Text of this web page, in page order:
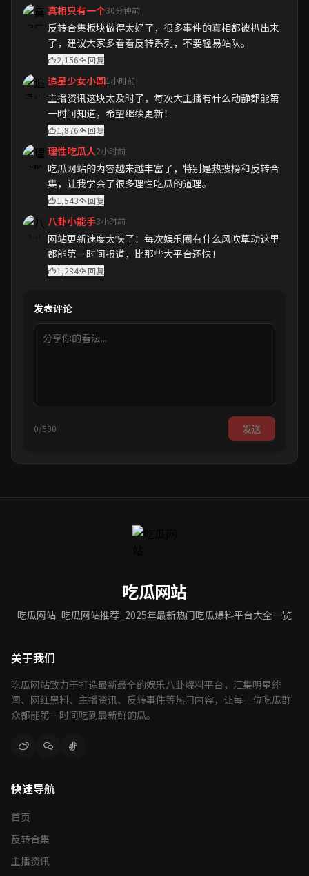
真相只有一个30分钟前
反转合集板块做得太好了，很多事件的真相都被扒出来
了，建议大家多看看反转系列，不要轻易站队。
2,156 回复
追星少女小圆1小时前
主播资讯这块太及时了，每次大主播有什么动静都能第
一时间知道，希望继续更新！
1,876 回复
理性吃瓜人2小时前
吃瓜网站的内容越来越丰富了，特别是热搜榜和反转合
集，让我学会了很多理性吃瓜的道理。
1,543 回复
八卦小能手3小时前
网站更新速度太快了！每次娱乐圈有什么风吹草动这里
都能第一时间报道，比那些大平台还快！
1,234 回复
发表评论
0/500 发送
吃瓜网站
吃瓜网站_吃瓜网站推荐_2025年最新热门吃瓜爆料平台大全一览
关于我们
吃瓜网站致力于打造最新最全的娱乐八卦爆料平台，汇集明星绯
闻、网红黑料、主播资讯、反转事件等热门内容，让每一位吃瓜群
众都能第一时间吃到最新鲜的瓜。
快速导航
首页
反转合集
主播资讯